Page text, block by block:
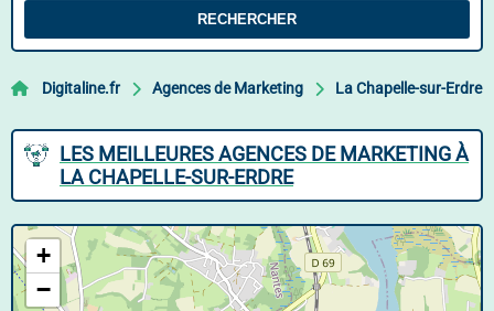
RECHERCHER
Digitaline.fr Agences de Marketing La Chapelle-sur-Erdre
LES MEILLEURES AGENCES DE MARKETING À
LA CHAPELLE-SUR-ERDRE
+
−